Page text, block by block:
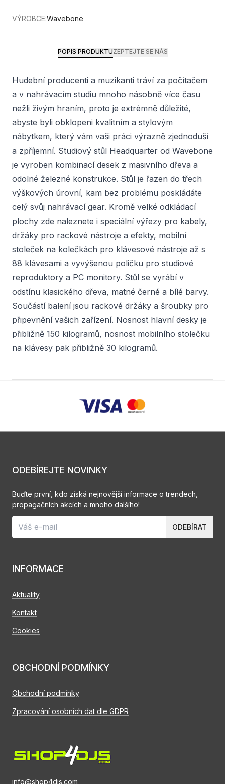
VÝROBCE:Wavebone
POPIS PRODUKTUZEPTEJTE SE NÁS
Hudební producenti a muzikanti tráví za počítačem
a v nahrávacím studiu mnoho násobně více času
nežli živým hraním, proto je extrémně důležité,
abyste byli obklopeni kvalitním a stylovým
nábytkem, který vám vaši práci výrazně zjednoduší
a zpříjemní. Studiový stůl Headquarter od Wavebone
je vyroben kombinací desek z masivního dřeva a
odolné železné konstrukce. Stůl je řazen do třech
výškových úrovní, kam bez problému poskládáte
celý svůj nahrávací gear. Kromě velké odkládací
plochy zde naleznete i speciální výřezy pro kabely,
držáky pro rackové nástroje a efekty, mobilní
stoleček na kolečkách pro klávesové nástroje až s
88 klávesami a vyvýšenou poličku pro studiové
reproduktory a PC monitory. Stůl se vyrábí v
odstínu klasického dřeva, matné černé a bílé barvy.
Součástí balení jsou rackové držáky a šroubky pro
připevnění vašich zařízení. Nosnost hlavní desky je
přibližně 150 kilogramů, nosnost mobilního stolečku
na klávesy pak přibližně 30 kilogramů.
info@shop4djs.com
INFORMACE
Aktuality
Kontakt
Cookies
OBCHODNÍ PODMÍNKY
Obchodní podmínky
Zpracování osobních dat dle GDPR
ODEBÍREJTE NOVINKY
Buďte první, kdo získá nejnovější informace o trendech,
propagačních akcích a mnoho dalšího!
ODEBÍRAT